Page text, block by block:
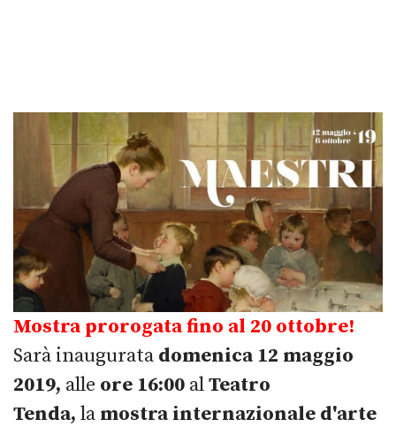
Mostra prorogata fino al 20 ottobre!
Sarà inaugurata domenica 12 maggio
2019, alle ore 16:00 alTeatro
Tenda, la mostra internazionale d'arte